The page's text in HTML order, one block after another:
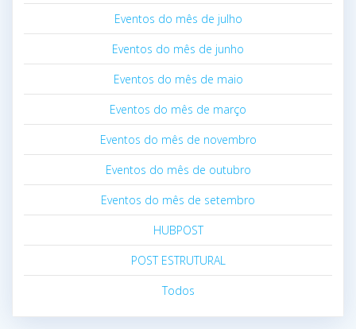
Eventos do mês de julho
Eventos do mês de junho
Eventos do mês de maio
Eventos do mês de março
Eventos do mês de novembro
Eventos do mês de outubro
Eventos do mês de setembro
HUBPOST
POST ESTRUTURAL
Todos